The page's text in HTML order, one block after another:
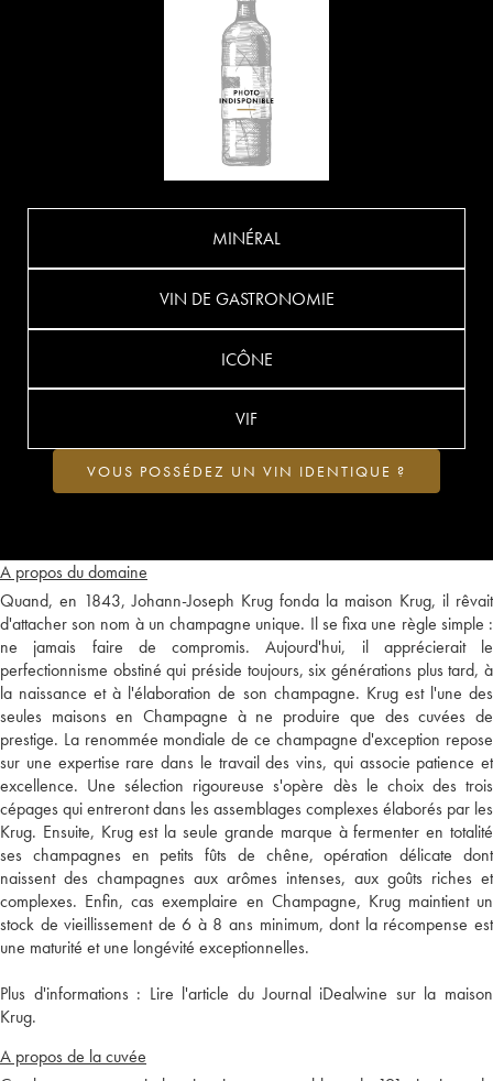
A propos du domaine
Quand, en 1843, Johann-Joseph Krug fonda la maison Krug, il rêvait
d'attacher son nom à un champagne unique. Il se fixa une règle simple :
ne jamais faire de compromis. Aujourd'hui, il apprécierait le
perfectionnisme obstiné qui préside toujours, six générations plus tard, à
la naissance et à l'élaboration de son champagne. Krug est l'une des
seules maisons en Champagne à ne produire que des cuvées de
prestige. La renommée mondiale de ce champagne d'exception repose
sur une expertise rare dans le travail des vins, qui associe patience et
excellence. Une sélection rigoureuse s'opère dès le choix des trois
cépages qui entreront dans les assemblages complexes élaborés par les
Krug. Ensuite, Krug est la seule grande marque à fermenter en totalité
ses champagnes en petits fûts de chêne, opération délicate dont
naissent des champagnes aux arômes intenses, aux goûts riches et
complexes. Enfin, cas exemplaire en Champagne, Krug maintient un
stock de vieillissement de 6 à 8 ans minimum, dont la récompense est
une maturité et une longévité exceptionnelles.
Plus d'informations : Lire l'article du Journal iDealwine sur la maison
Krug.
A propos de la cuvée
MINÉRAL
VIN DE GASTRONOMIE
ICÔNE
VIF
VOUS POSSÉDEZ UN VIN IDENTIQUE ?